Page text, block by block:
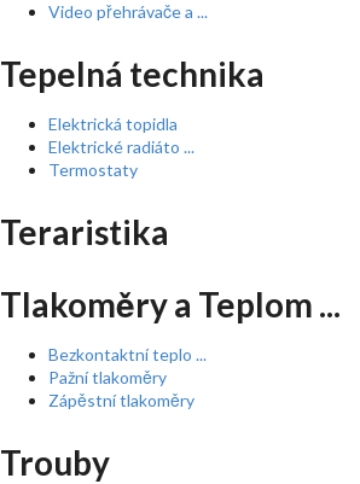
Video přehrávače a ...
Tepelná technika
Elektrická topidla
Elektrické radiáto ...
Termostaty
Teraristika
Tlakoměry a Teplom ...
Bezkontaktní teplo ...
Pažní tlakoměry
Zápěstní tlakoměry
Trouby